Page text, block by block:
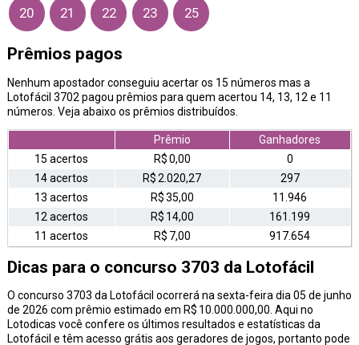
20 21 22 23 25
Prêmios pagos
Nenhum apostador conseguiu acertar os 15 números mas a
Lotofácil 3702 pagou prêmios para quem acertou 14, 13, 12 e 11
números. Veja abaixo os prêmios distribuídos.
Prêmio
Ganhadores
15 acertos
R$ 0,00
0
14 acertos
R$ 2.020,27
297
13 acertos
R$ 35,00
11.946
12 acertos
R$ 14,00
161.199
11 acertos
R$ 7,00 917.654
Dicas para o concurso 3703 da Lotofácil
O concurso 3703 da Lotofácil ocorrerá na sexta-feira dia 05 de junho
de 2026 com prêmio estimado em R$ 10.000.000,00. Aqui no
Lotodicas você confere os últimos resultados e estatísticas da
Lotofácil e têm acesso grátis aos geradores de jogos, portanto pode